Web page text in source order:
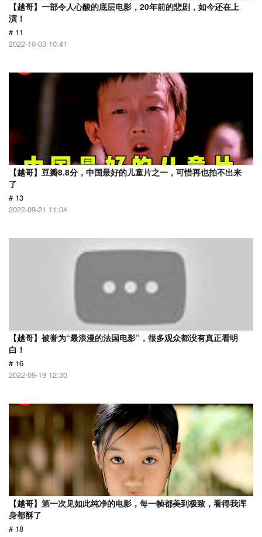
【越哥】一部令人心酸的底层电影，20年前的悲剧，如今还在上
演！
# 11
2022-10-03 10:41
【越哥】豆瓣8.8分，中国最好的儿童片之一，可惜再也拍不出来
了
# 13
2022-09-21 11:04
【越哥】被誉为“最浪漫的法国电影”，很多观众都没有真正看明
白！
# 16
2022-09-19 12:30
【越哥】第一次见如此纯净的电影，每一帧都美到极致，看得我浑
身都酥了
# 18